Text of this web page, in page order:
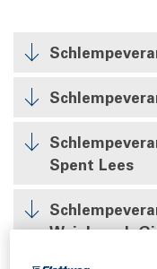
Spent Lees
Weinbrand,